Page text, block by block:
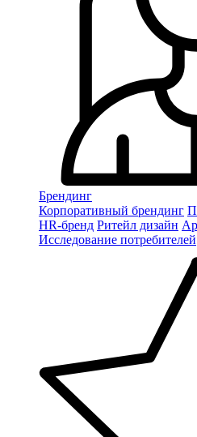
Брендинг
Корпоративный брендинг
НR-бренд Ритейл дизайн
Исследование потребителей